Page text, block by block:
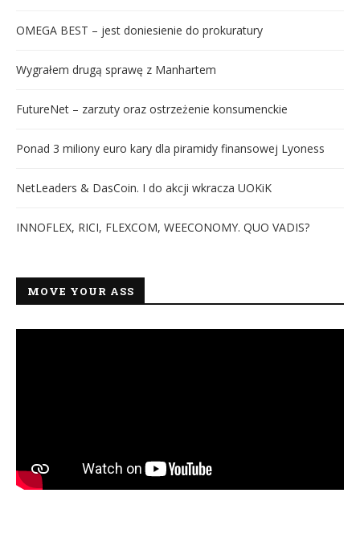
OMEGA BEST – jest doniesienie do prokuratury
Wygrałem drugą sprawę z Manhartem
FutureNet – zarzuty oraz ostrzeżenie konsumenckie
Ponad 3 miliony euro kary dla piramidy finansowej Lyoness
NetLeaders & DasCoin. I do akcji wkracza UOKiK
INNOFLEX, RICI, FLEXCOM, WEECONOMY. QUO VADIS?
MOVE YOUR ASS